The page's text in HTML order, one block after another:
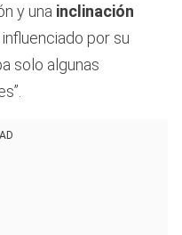
y una inclinación
influenciado por su
solo algunas